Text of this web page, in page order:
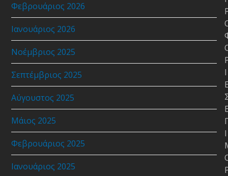
Φεβρουάριος 2026
Ιανουάριος 2026
Νοέμβριος 2025
Σεπτέμβριος 2025
Αύγουστος 2025
Μάιος 2025
Φεβρουάριος 2025
Ιανουάριος 2025
Ι
Ι